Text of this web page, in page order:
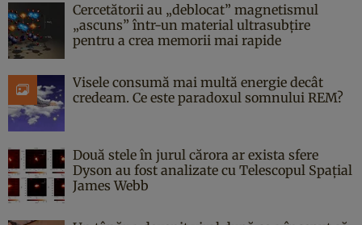
Cercetătorii au „deblocat” magnetismul
„ascuns” într-un material ultrasubțire
pentru a crea memorii mai rapide
Visele consumă mai multă energie decât
credeam. Ce este paradoxul somnului REM?
Două stele în jurul cărora ar exista sfere
Dyson au fost analizate cu Telescopul Spațial
James Webb